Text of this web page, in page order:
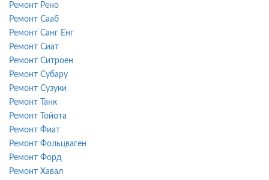
Ремонт Рено
Ремонт Сааб
Ремонт Санг Енг
Ремонт Сиат
Ремонт Ситроен
Ремонт Субару
Ремонт Сузуки
Ремонт Танк
Ремонт Тойота
Ремонт Фиат
Ремонт Фольцваген
Ремонт Форд
Ремонт Хавал